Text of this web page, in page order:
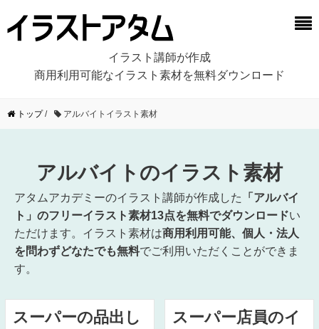
イラスト講師が作成
商用利用可能なイラスト素材を無料ダウンロード
トップ/ アルバイトイラスト素材
アルバイトのイラスト素材
アタムアカデミーのイラスト講師が作成した
「アルバイ
ト」のフリーイラスト素材13点を無料でダウンロードい
ただけます。イラスト素材は商用利用可能、個人・法人
を問わずどなたでも無料でご利用いただくことができま
す。
スーパーの品出し
スーパー店員のイ